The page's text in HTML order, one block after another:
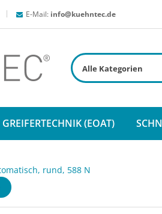
E-Mail: info@kuehntec.de
GREIFERTECHNIK (EOAT)
rund, 588 N